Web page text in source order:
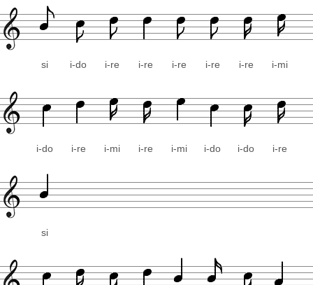
si i-do i-re i-re i-re i-re i-re i-mi
i-do i-re i-mi i-re i-mi i-do i-do i-re
si